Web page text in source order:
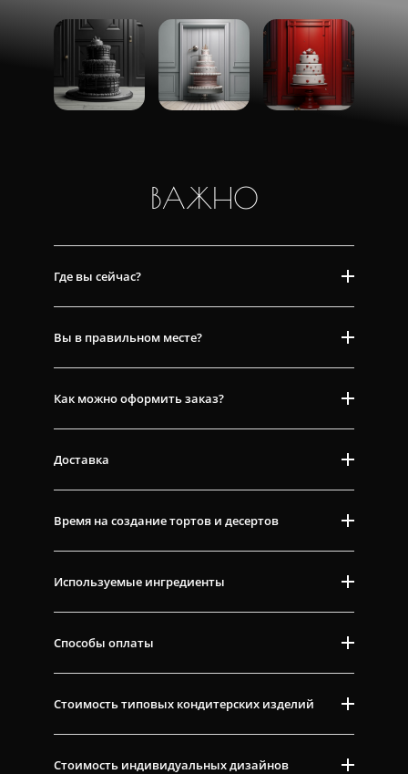
ВАЖНО
Где вы сейчас?
Вы в правильном месте?
Как можно оформить заказ?
Доставка
Время на создание тортов и десертов
Используемые ингредиенты
Способы оплаты
Стоимость типовых кондитерских изделий
Стоимость индивидуальных дизайнов